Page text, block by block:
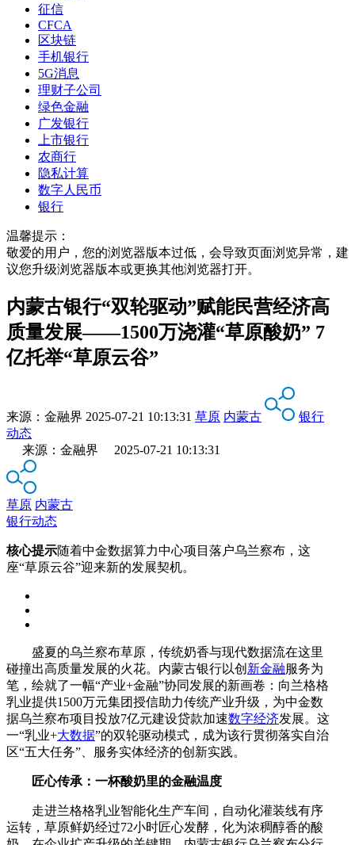
征信
CFCA
区块链
手机银行
5G消息
理财子公司
绿色金融
广发银行
上市银行
农商行
隐私计算
数字人民币
银行
温馨提示：
敬爱的用户，您的浏览器版本过低，会导致页面浏览异常，建
议您升级浏览器版本或更换其他浏览器打开。
内蒙古银行“双轮驱动”赋能民营经济高
质量发展——1500万浇灌“草原酸奶” 7
亿托举“草原云谷”
来源： 金融界 2025-07-21 10:13:31 草原 内蒙古
银行
动态
来源：金融界 2025-07-21 10:13:31
草原 内蒙古
银行动态
核心提示随着中金数据算力中心项目落户乌兰察布，这
座“草原云谷”迎来新的发展契机。
盛夏的乌兰察布草原，传统奶香与现代数据流在这里
碰撞出高质量发展的火花。内蒙古银行以创 新金融服务为
笔，绘就了一幅“产业+金融”协同发展的新画卷：向兰格格
乳业提供1500万元集团授信助力传统产业升级，为中金数
据乌兰察布项目投放7亿元建设贷款加速数字经济发展。这
一“乳业+大数据”的双轮驱动模式，成为该行贯彻落实自治
区“五大任务”、服务实体经济的创新实践。
匠心传承：一杯酸奶里的金融温度
走进兰格格乳业智能化生产车间，自动化灌装线有序
运转，草原鲜奶经过72小时匠心发酵，化为浓稠醇香的酸